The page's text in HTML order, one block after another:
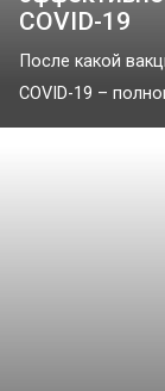
COVID-19
После какой
COVID-19 –